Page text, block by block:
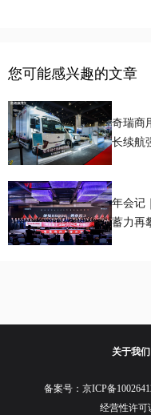
您可能感兴趣的文章
奇瑞商
长续航
年会记
蓄力再
关于我们
备案号： 京ICP备
经营性许可